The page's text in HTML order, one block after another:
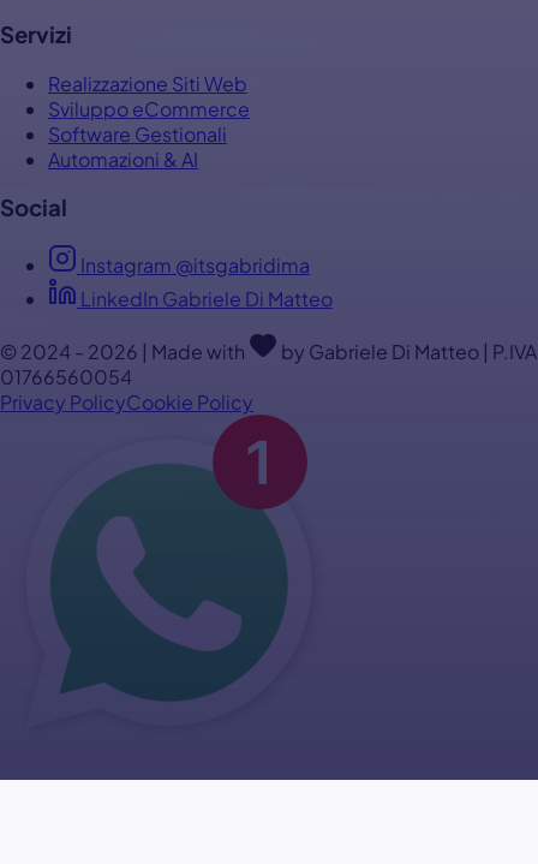
Servizi
Realizzazione Siti Web
Sviluppo eCommerce
Software Gestionali
Automazioni & AI
Social
Instagram @itsgabridima
LinkedIn Gabriele Di Matteo
© 2024 - 2026 | Made with
by Gabriele Di Matteo | P.IVA
01766560054
Privacy PolicyCookie Policy